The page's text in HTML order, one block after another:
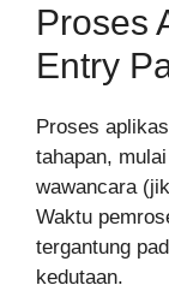
Proses
Entry
Proses
tahapan,
wawancara
Waktu
tergantung
kedutaan.